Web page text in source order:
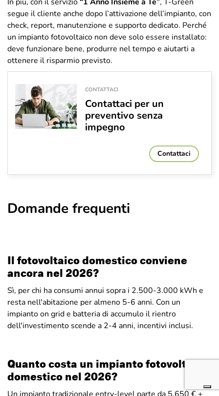
segue il cliente anche dopo l’attivazione dell’impianto, con
check, report, manutenzione e supporto dedicato. Perché
un impianto fotovoltaico non deve solo essere installato:
deve funzionare bene, produrre nel tempo e aiutarti a
ottenere il risparmio previsto.
CONTATTACI
Contattaci per un
preventivo senza
impegno
Contattaci
Domande frequenti
Il fotovoltaico domestico conviene
ancora nel 2026?
Sì, per chi ha consumi annui sopra i 2.500-3.000 kWh e
resta nell'abitazione per almeno 5-6 anni. Con un
impianto on grid e batteria di accumulo il rientro
dell'investimento scende a 2-4 anni, incentivi inclusi.
Quanto costa un impianto fotovoltaico
domestico nel 2026?